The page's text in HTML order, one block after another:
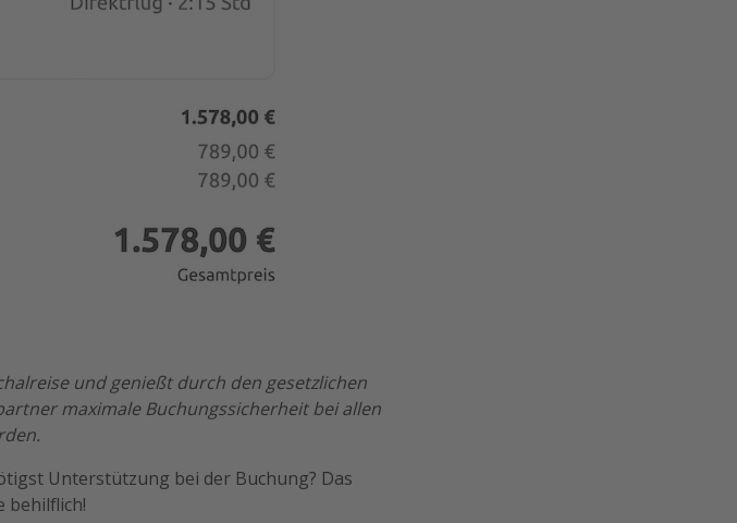
und genießt durch den gesetzlichen
maximale Buchungssicherheit bei allen
Unterstützung bei der Buchung? Das
behilflich!